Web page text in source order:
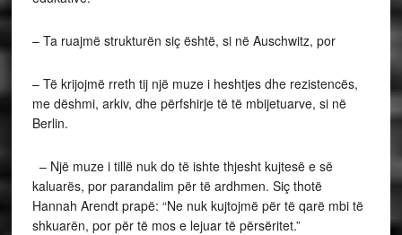
– Ta ruajmë strukturën siç është, si në Auschwitz, por
– Të krijojmë rreth tij një muze i heshtjes dhe rezistencës,
me dëshmi, arkiv, dhe përfshirje të të mbijetuarve, si në
Berlin.
– Një muze i tillë nuk do të ishte thjesht kujtesë e së
kaluarës, por parandalim për të ardhmen. Siç thotë
Hannah Arendt prapë: “Ne nuk kujtojmë për të qarë mbi të
shkuarën, por për të mos e lejuar të përsëritet.”